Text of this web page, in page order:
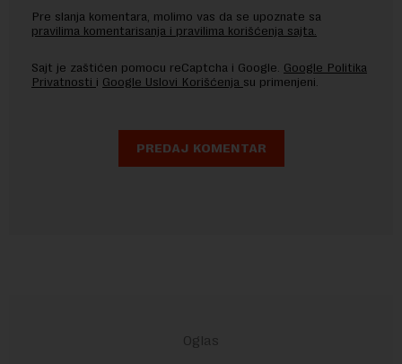
Pre slanja komentara, molimo vas da se upoznate sa
pravilima komentarisanja i pravilima korišćenja sajta.
Sajt je zaštićen pomocu reCaptcha i Google. Google Politika
Privatnosti i Google Uslovi Korišćenja su primenjeni.